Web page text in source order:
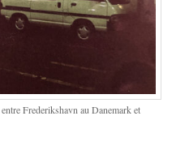
entre Frederikshavn au Danemark et